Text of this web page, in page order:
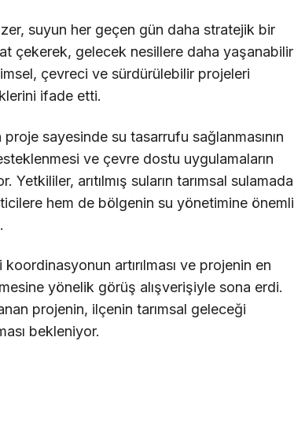
suyun her geçen gün daha stratejik bir
çekerek, gelecek nesillere daha yaşanabilir
çevreci ve sürdürülebilir projeleri
ifade etti.
sayesinde su tasarrufu sağlanmasının
ve çevre dostu uygulamaların
Yetkililer, arıtılmış suların tarımsal sulamada
hem de bölgenin su yönetimine önemli
artırılması ve projenin en
yönelik görüş alışverişiyle sona erdi.
projenin, ilçenin tarımsal geleceği
bekleniyor.